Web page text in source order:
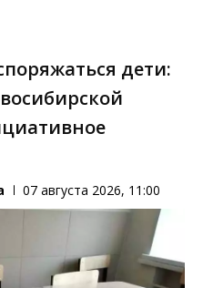
дети:
07 августа 2026, 11:00